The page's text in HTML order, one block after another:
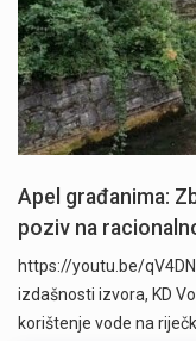
Apel građanima:
poziv na
https://youtu.be/
izdašnosti izvora, KD
korištenje vode na